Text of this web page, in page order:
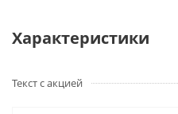
Характеристики
Текст с акцией